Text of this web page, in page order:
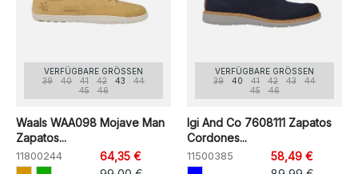
VERFÜGBARE GRÖSSEN
39
40 41 42 43
44
45
46
Waals WAA098 Mojave Man
Zapatos...
11800244
64,35 €
VERFÜGBARE GRÖSSEN
39
40 41 42 43
44
45
46
Igi And Co 7608111 Zapatos
Cordones...
11500385
58,49 €